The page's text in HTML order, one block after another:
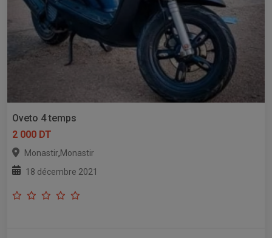
Oveto 4 temps
2 000 DT
Monastir,Monastir
18 décembre 2021